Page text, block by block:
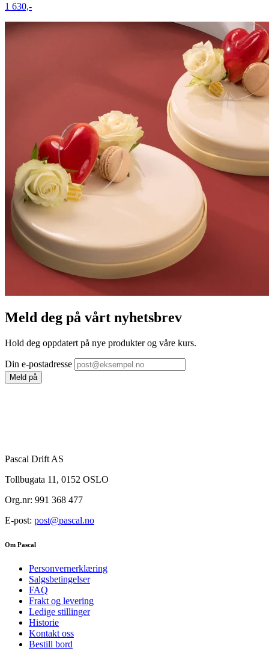
1 630,-
Meld deg på vårt nyhetsbrev
Hold deg oppdatert på nye produkter og våre kurs.
Din e-postadresse
Meld på
Pascal Drift AS
Tollbugata 11, 0152 OSLO
Org.nr: 991 368 477
E-post: post@pascal.no
Om Pascal
Personvernerklæring
Salgsbetingelser
FAQ
Frakt og levering
Ledige stillinger
Historie
Kontakt oss
Bestill bord